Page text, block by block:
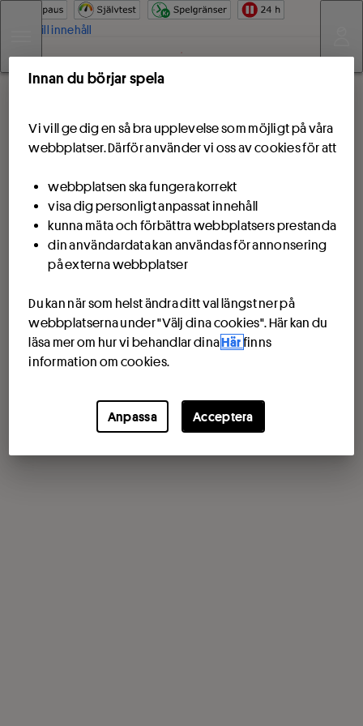
Hoppa till innehåll
Innan du börjar spela
Vi vill ge dig en så bra upplevelse som möjligt på våra
webbplatser. Därför använder vi oss av cookies för att
webbplatsen ska fungera korrekt
visa dig personligt anpassat innehåll
kunna mäta och förbättra webbplatsers prestanda
din användardata kan användas för annonsering
på externa webbplatser
Du kan när som helst ändra ditt val längst ner på
webbplatserna under "Välj dina cookies". Här kan du
läsa mer om hur vi behandlar dinaHär finns
information om cookies.
Anpassa Acceptera